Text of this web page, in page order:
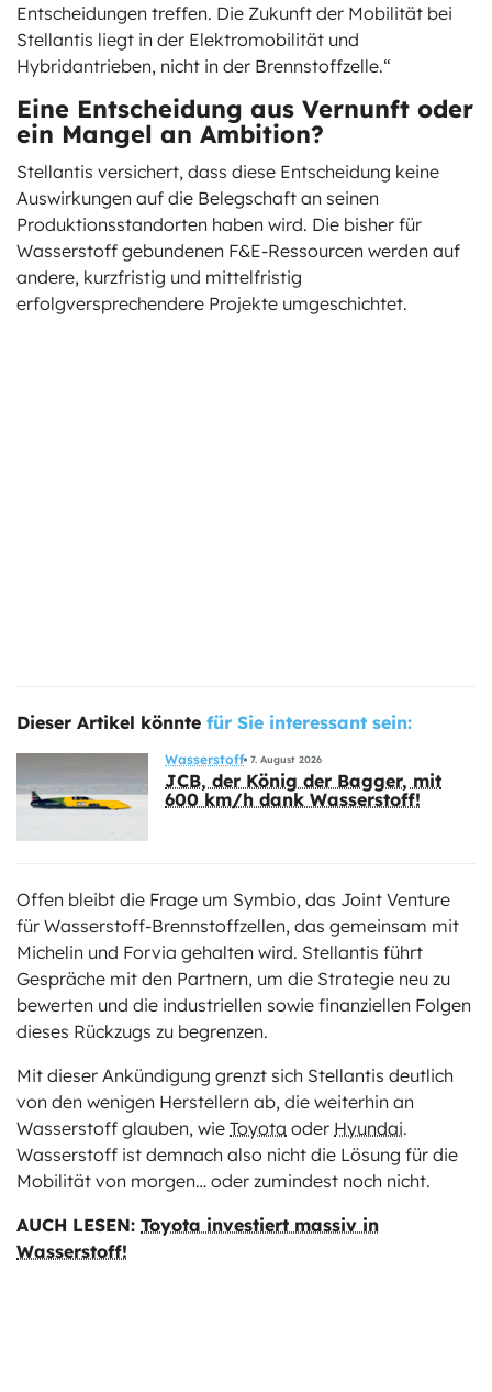
Entscheidungen treffen. Die Zukunft der Mobilität bei
Stellantis liegt in der Elektromobilität und
Hybridantrieben, nicht in der Brennstoffzelle.“
Eine Entscheidung aus Vernunft oder
ein Mangel an Ambition?
Stellantis versichert, dass diese Entscheidung keine
Auswirkungen auf die Belegschaft an seinen
Produktionsstandorten haben wird. Die bisher für
Wasserstoff gebundenen F&E-Ressourcen werden auf
andere, kurzfristig und mittelfristig
erfolgversprechendere Projekte umgeschichtet.
Dieser Artikel könnte für Sie interessant sein:
Wasserstoff 7. August 2026
JCB, der König der Bagger, mit
600 km/h dank Wasserstoff!
Offen bleibt die Frage um Symbio, das Joint Venture
für Wasserstoff-Brennstoffzellen, das gemeinsam mit
Michelin und Forvia gehalten wird. Stellantis führt
Gespräche mit den Partnern, um die Strategie neu zu
bewerten und die industriellen sowie finanziellen Folgen
dieses Rückzugs zu begrenzen.
Mit dieser Ankündigung grenzt sich Stellantis deutlich
von den wenigen Herstellern ab, die weiterhin an
Wasserstoff glauben, wie Toyota oder Hyundai.
Wasserstoff ist demnach also nicht die Lösung für die
Mobilität von morgen… oder zumindest noch nicht.
AUCH LESEN: Toyota investiert massiv in
Wasserstoff!